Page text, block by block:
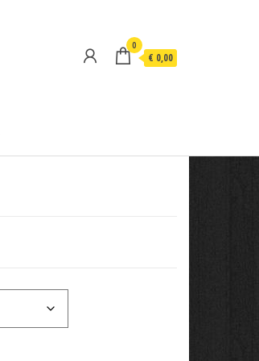
0
€ 0,00